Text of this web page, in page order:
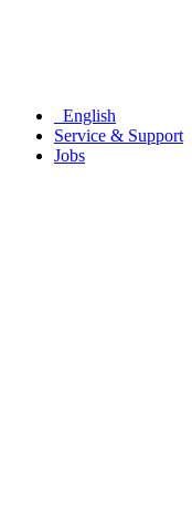
English
Service & Support
Jobs